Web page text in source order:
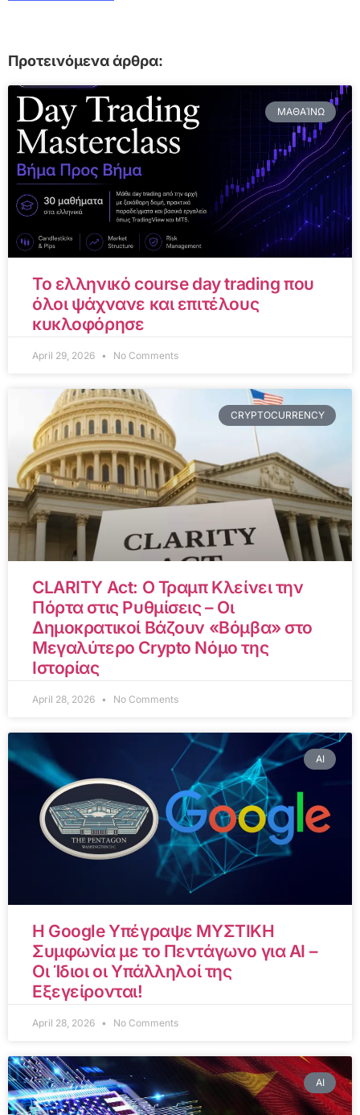
Προτεινόμενα άρθρα:
ΜΑΘΑΊΝΩ
Το ελληνικό course day trading που
όλοι ψάχνανε και επιτέλους
κυκλοφόρησε
April 29, 2026 No Comments
CRYPTOCURRENCY
CLARITY Act: Ο Τραμπ Κλείνει την
Πόρτα στις Ρυθμίσεις – Οι
Δημοκρατικοί Βάζουν «Βόμβα» στο
Μεγαλύτερο Crypto Νόμο της
Ιστορίας
April 28, 2026 No Comments
AI
Η Google Υπέγραψε ΜΥΣΤΙΚΗ
Συμφωνία με το Πεντάγωνο για AI –
Οι Ίδιοι οι Υπάλληλοί της
Εξεγείρονται!
April 28, 2026 No Comments
AI